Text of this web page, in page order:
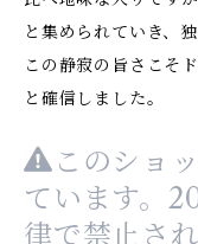
と集められていき、
この静寂の旨さこそ
と確信しました。
このショ
ています。
律で禁止さ